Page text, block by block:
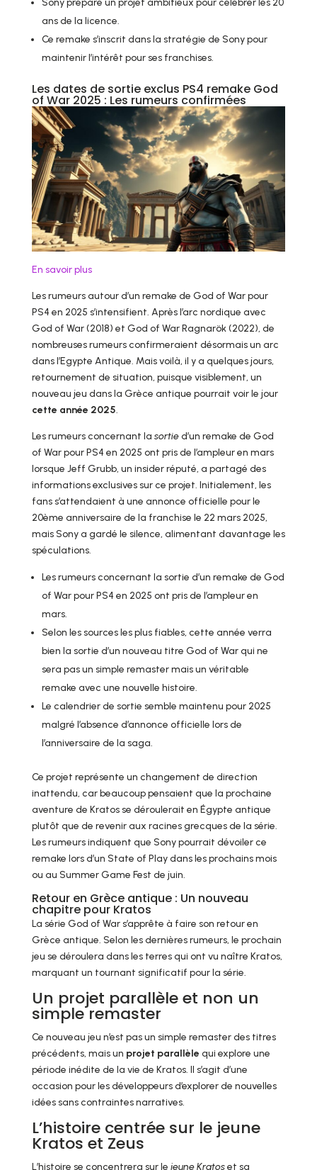
ans de la licence.
Ce remake s’inscrit dans la stratégie de Sony pour
maintenir l’intérêt pour ses franchises.
Les dates de sortie exclus PS4 remake God
of War 2025 : Les rumeurs confirmées
En savoir plus
Les rumeurs autour d’un remake de God of War pour
PS4 en 2025 s’intensifient. Après l’arc nordique avec
God of War (2018) et God of War Ragnarök (2022), de
nombreuses rumeurs confirmeraient désormais un arc
dans l’Egypte Antique. Mais voilà, il y a quelques jours,
retournement de situation, puisque visiblement, un
nouveau jeu dans la Grèce antique pourrait voir le jour
cette année 2025.
Les rumeurs concernant la sortied’un remake de God
of War pour PS4 en 2025 ont pris de l’ampleur en mars
lorsque Jeff Grubb, un insider réputé, a partagé des
informations exclusives sur ce projet. Initialement, les
fans s’attendaient à une annonce officielle pour le
20ème anniversaire de la franchise le 22 mars 2025,
mais Sony a gardé le silence, alimentant davantage les
spéculations.
Les rumeurs concernant la sortie d’un remake de God
of War pour PS4 en 2025 ont pris de l’ampleur en
mars.
Selon les sources les plus fiables, cette année verra
bien la sortie d’un nouveau titre God of War qui ne
sera pas un simple remaster mais un véritable
remake avec une nouvelle histoire.
Le calendrier de sortie semble maintenu pour 2025
malgré l’absence d’annonce officielle lors de
l’anniversaire de la saga.
Ce projet représente un changement de direction
inattendu, car beaucoup pensaient que la prochaine
aventure de Kratos se déroulerait en Égypte antique
plutôt que de revenir aux racines grecques de la série.
Les rumeurs indiquent que Sony pourrait dévoiler ce
remake lors d’un State of Play dans les prochains mois
ou au Summer Game Fest de juin.
Retour en Grèce antique : Un nouveau
chapitre pour Kratos
La série God of War s’apprête à faire son retour en
Grèce antique. Selon les dernières rumeurs, le prochain
jeu se déroulera dans les terres qui ont vu naître Kratos,
marquant un tournant significatif pour la série.
Un projet parallèle et non un
simple remaster
Ce nouveau jeu n’est pas un simple remaster des titres
précédents, mais un projet parallèle qui explore une
période inédite de la vie de Kratos. Il s’agit d’une
occasion pour les développeurs d’explorer de nouvelles
idées sans contraintes narratives.
L’histoire centrée sur le jeune
Kratos et Zeus
L’histoire se concentrera sur le jeune Kratoset sa